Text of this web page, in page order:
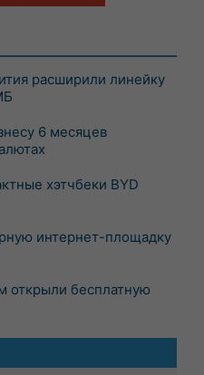
расширили линейку
6 месяцев
хэтчбеки BYD
интернет-площадку
открыли бесплатную